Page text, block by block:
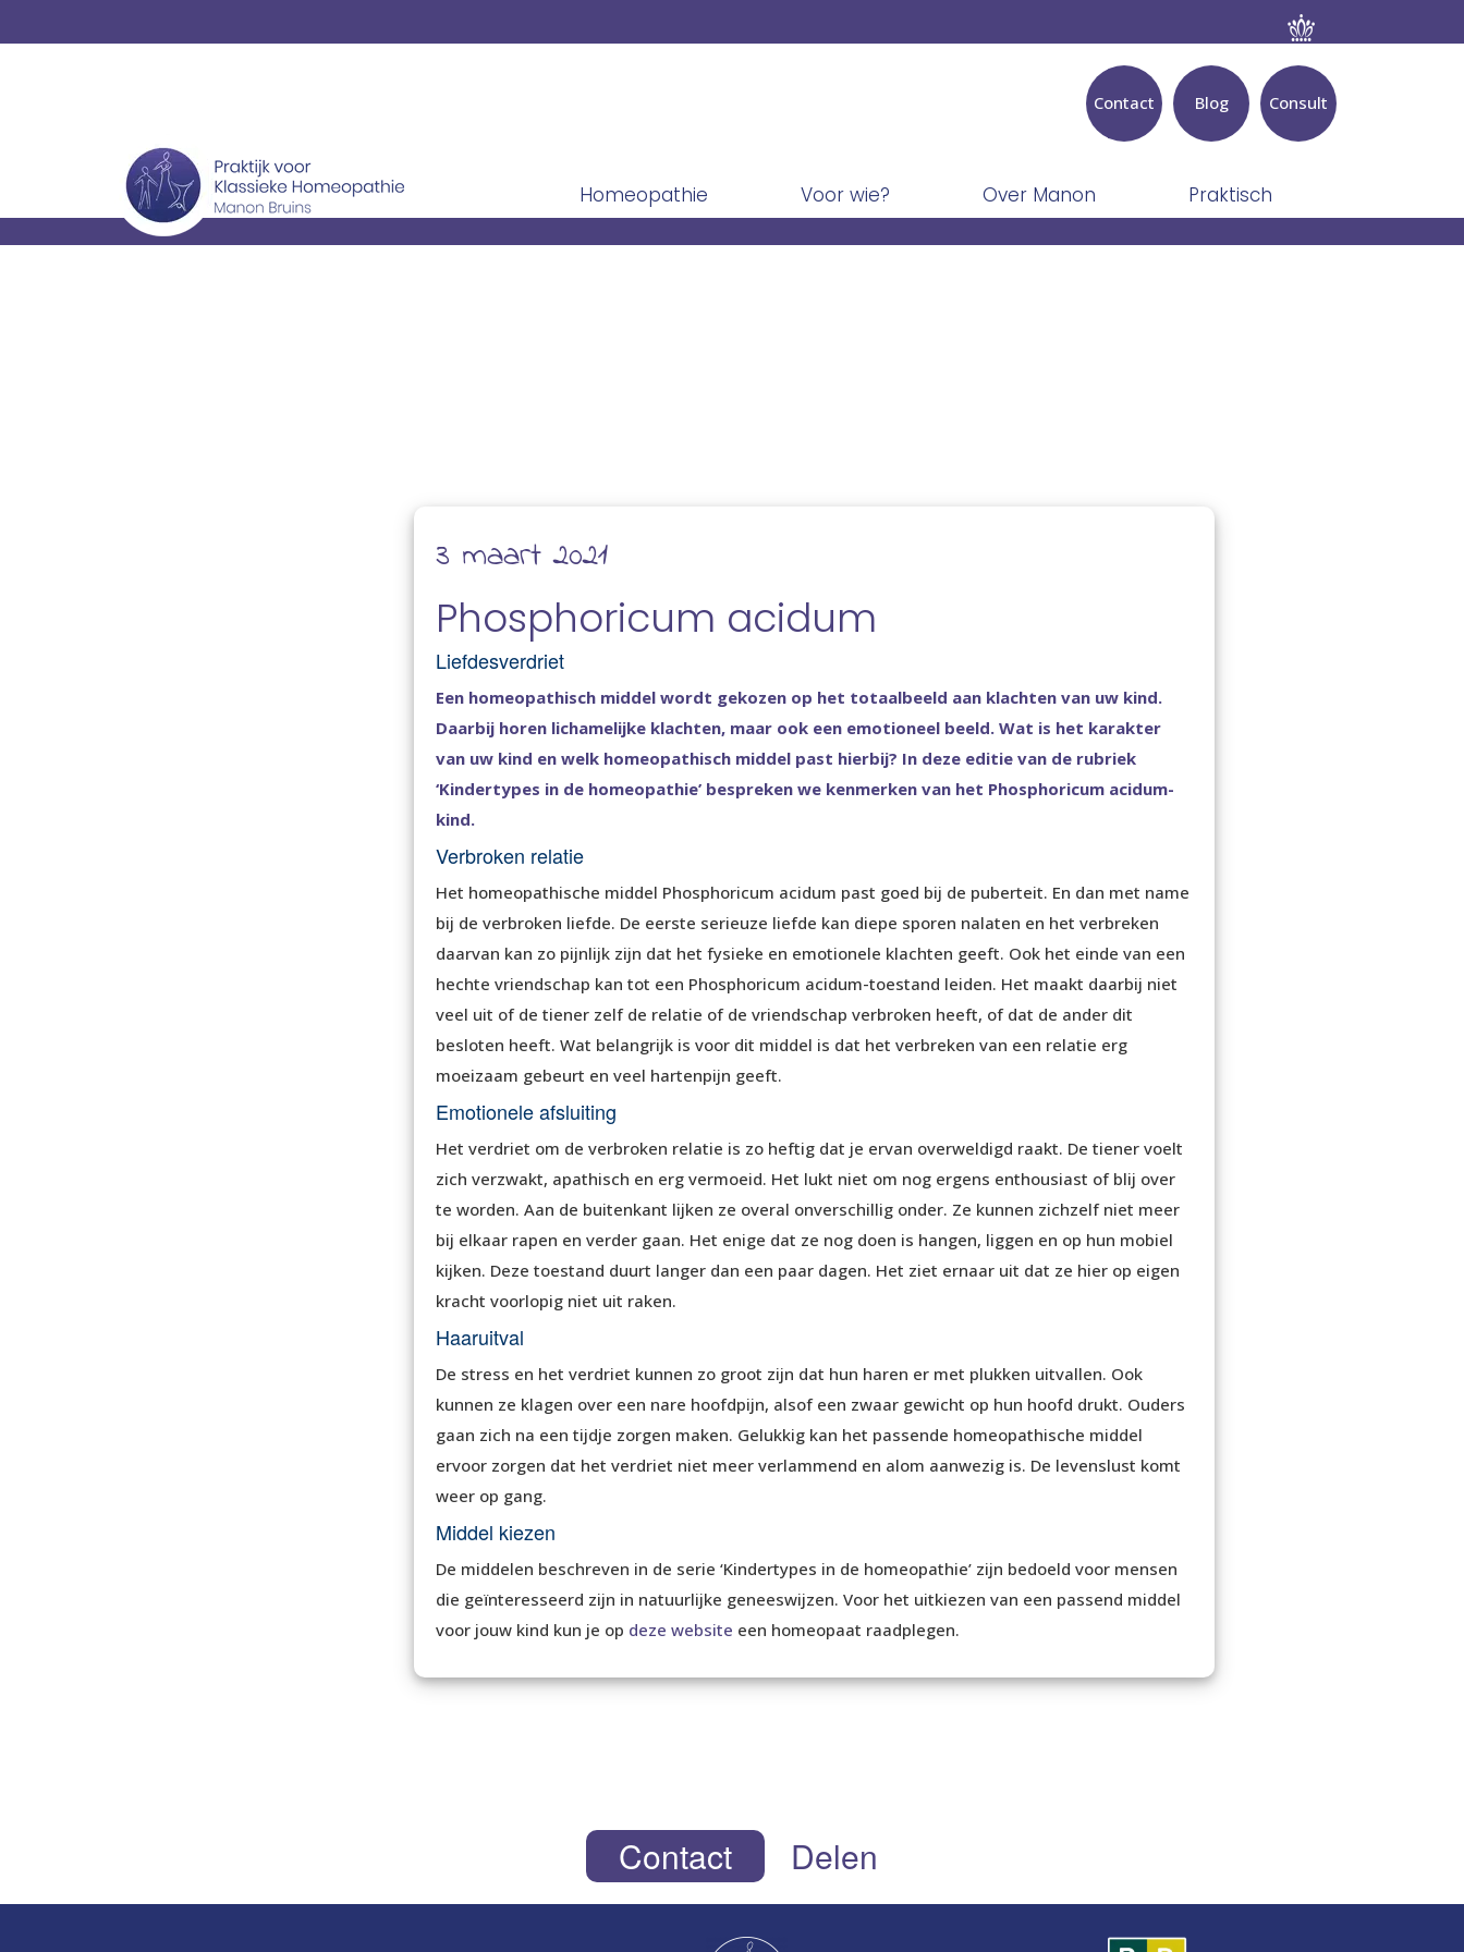
Consult
Blog
Contact
Homeopathie Voor wie? Over Manon Praktisch
3 maart 2021
Phosphoricum acidum
Liefdesverdriet
Een homeopathisch middel wordt gekozen op het totaalbeeld aan klachten van uw kind.
Daarbij horen lichamelijke klachten, maar ook een emotioneel beeld. Wat is het karakter
van uw kind en welk homeopathisch middel past hierbij? In deze editie van de rubriek
‘Kindertypes in de homeopathie’ bespreken we kenmerken van het Phosphoricum acidum-
kind.
Verbroken relatie
Het homeopathische middel Phosphoricum acidum past goed bij de puberteit. En dan met name
bij de verbroken liefde. De eerste serieuze liefde kan diepe sporen nalaten en het verbreken
daarvan kan zo pijnlijk zijn dat het fysieke en emotionele klachten geeft. Ook het einde van een
hechte vriendschap kan tot een Phosphoricum acidum-toestand leiden. Het maakt daarbij niet
veel uit of de tiener zelf de relatie of de vriendschap verbroken heeft, of dat de ander dit
besloten heeft. Wat belangrijk is voor dit middel is dat het verbreken van een relatie erg
moeizaam gebeurt en veel hartenpijn geeft.
Emotionele afsluiting
Het verdriet om de verbroken relatie is zo heftig dat je ervan overweldigd raakt. De tiener voelt
zich verzwakt, apathisch en erg vermoeid. Het lukt niet om nog ergens enthousiast of blij over
te worden. Aan de buitenkant lijken ze overal onverschillig onder. Ze kunnen zichzelf niet meer
bij elkaar rapen en verder gaan. Het enige dat ze nog doen is hangen, liggen en op hun mobiel
kijken. Deze toestand duurt langer dan een paar dagen. Het ziet ernaar uit dat ze hier op eigen
kracht voorlopig niet uit raken.
Haaruitval
De stress en het verdriet kunnen zo groot zijn dat hun haren er met plukken uitvallen. Ook
kunnen ze klagen over een nare hoofdpijn, alsof een zwaar gewicht op hun hoofd drukt. Ouders
gaan zich na een tijdje zorgen maken. Gelukkig kan het passende homeopathische middel
ervoor zorgen dat het verdriet niet meer verlammend en alom aanwezig is. De levenslust komt
weer op gang.
Middel kiezen
De middelen beschreven in de serie ‘Kindertypes in de homeopathie’ zijn bedoeld voor mensen
die geïnteresseerd zijn in natuurlijke geneeswijzen. Voor het uitkiezen van een passend middel
voor jouw kind kun je op deze website een homeopaat raadplegen.
Contact Delen